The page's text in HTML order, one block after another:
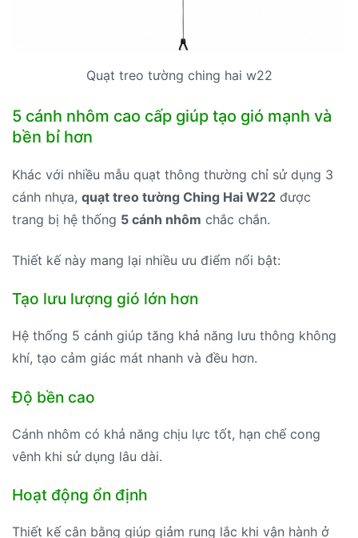
Quạt treo tường ching hai w22
5 cánh nhôm cao cấp giúp tạo gió mạnh và
bền bỉ hơn
Khác với nhiều mẫu quạt thông thường chỉ sử dụng 3
cánh nhựa, quạt treo tường Ching Hai W22 được
trang bị hệ thống 5 cánh nhôm chắc chắn.
Thiết kế này mang lại nhiều ưu điểm nổi bật:
Tạo lưu lượng gió lớn hơn
Hệ thống 5 cánh giúp tăng khả năng lưu thông không
khí, tạo cảm giác mát nhanh và đều hơn.
Độ bền cao
Cánh nhôm có khả năng chịu lực tốt, hạn chế cong
vênh khi sử dụng lâu dài.
Hoạt động ổn định
Thiết kế cân bằng giúp giảm rung lắc khi vận hành ở